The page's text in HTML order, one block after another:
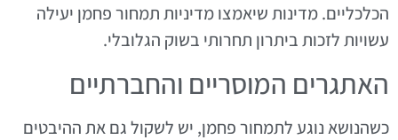
הכלכליים. מדינות שיאמצו מדיניות תמחור פחמן יעילה
עשויות לזכות ביתרון תחרותי בשוק הגלובלי.
האתגרים המוסריים והחברתיים
כשהנושא נוגע לתמחור פחמן, יש לשקול גם את ההיבטים